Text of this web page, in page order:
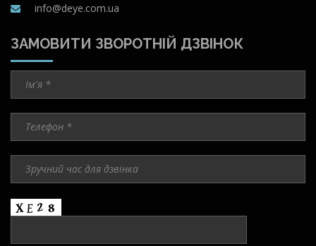
info@deye.com.ua
ЗАМОВИТИ ЗВОРОТНІЙ ДЗВІНОК